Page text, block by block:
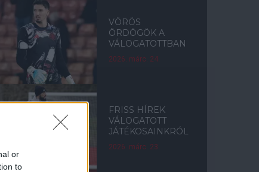
or
to
VÖRÖS
ÖRDÖGÖK A
VÁLOGATOTTBAN
2026. márc. 24.
FRISS HÍREK
VÁLOGATOTT
JÁTÉKOSAINKRÓL
2026. márc. 23.